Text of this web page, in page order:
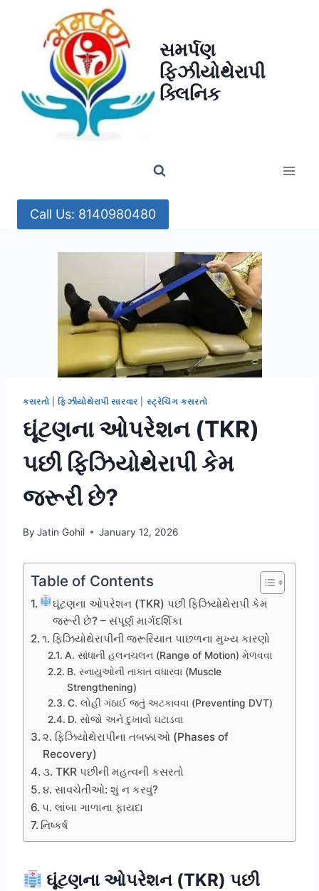
સમર્પણ
ફિઝીયોથેરાપી
ક્લિનિક
Call Us: 8140980480
કસરતો |ફિઝીયોથેરાપી સારવાર સ્ટ્રેચિંગ કસરતો
ઘૂંટણના ઓપરેશન (TKR)
પછી ફિઝિયોથેરાપી કેમ
જરૂરી છે?
By Jatin Gohil January 12, 2026
Table of Contents
ઘૂંટણના ઓપરેશન (TKR) પછી ફિઝિયોથેરાપી કેમ
જરૂરી છે? – સંપૂર્ણ માર્ગદર્શિકા
૧. ફિઝિયોથેરાપીની જરૂરિયાત પાછળના મુખ્ય કારણો
A. સાંધાની હલનચલન (Range of Motion) મેળવવા
B. સ્નાયુઓની તાકાત વધારવા (Muscle
Strengthening)
C. લોહી ગંઠાઈ જતું અટકાવવા (Preventing DVT)
D. સોજો અને દુખાવો ઘટાડવા
૨. ફિઝિયોથેરાપીના તબક્કાઓ (Phases of
Recovery)
૩. TKR પછીની મહત્વની કસરતો
૪. સાવચેતીઓ: શું ન કરવું?
૫. લાંબા ગાળાના ફાયદા
નિષ્કર્ષ
ઘૂંટણના ઓપરેશન (TKR) પછી